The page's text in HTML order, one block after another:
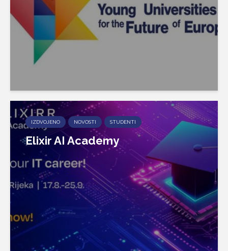
IZDVOJENO NOVOSTI STUDENTI
Elixir AI Academy